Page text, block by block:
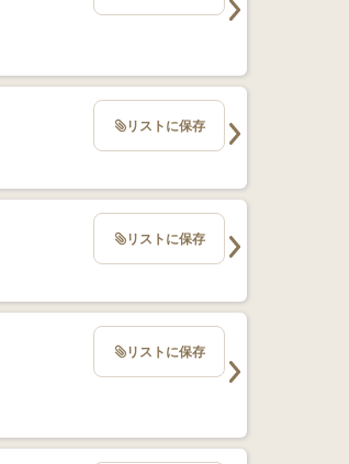
リストに保存
リストに保存
リストに保存